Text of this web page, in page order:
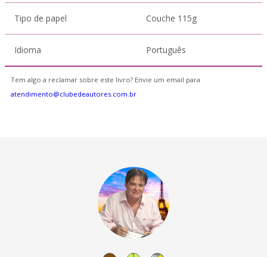
Tipo de papel Couche 115g
Idioma Português
Tem algo a reclamar sobre este livro? Envie um email para
atendimento@clubedeautores.com.br